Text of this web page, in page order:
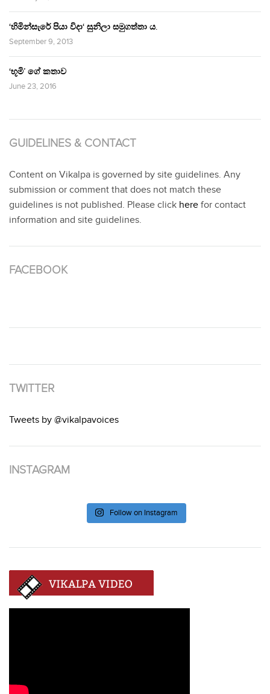
‘හිමින්සැරේ පියා විදා‘ සුනිලා සමුගත්තා ය.
September 9, 2013
‘භූමි’ ගේ කතාව
June 23, 2016
GUIDELINES & CONTACT
Content on Vikalpa is governed by site guidelines. Any
submission or comment that does not match these
guidelines is not published. Please click here for contact
information and site guidelines.
FACEBOOK
TWITTER
Tweets by @vikalpavoices
INSTAGRAM
Follow on Instagram